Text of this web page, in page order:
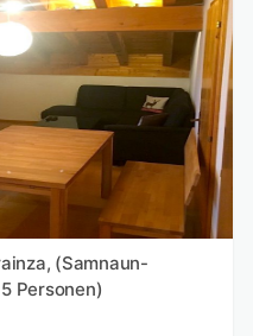
(Samnaun-
Personen)